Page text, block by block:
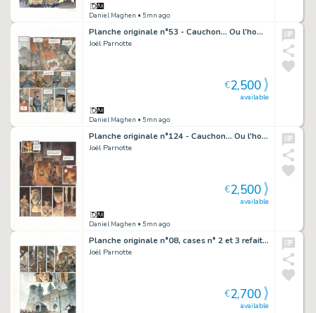
Daniel Maghen • 5mn ago
Planche originale n°53 - Cauchon... Ou l'homme qui tua Jeanne d'Arc
Joël Parnotte
Daniel Maghen • 5mn ago
available
€2,500
Planche originale n°124 - Cauchon... Ou l'homme qui tua Jeanne d'Arc
Joël Parnotte
Daniel Maghen • 5mn ago
available
€2,500
Planche originale n°08, cases n° 2 et 3 refaites - Cauchon... Ou l'homme qui tua Jeanne d'Arc
Joël Parnotte
available
€2,700